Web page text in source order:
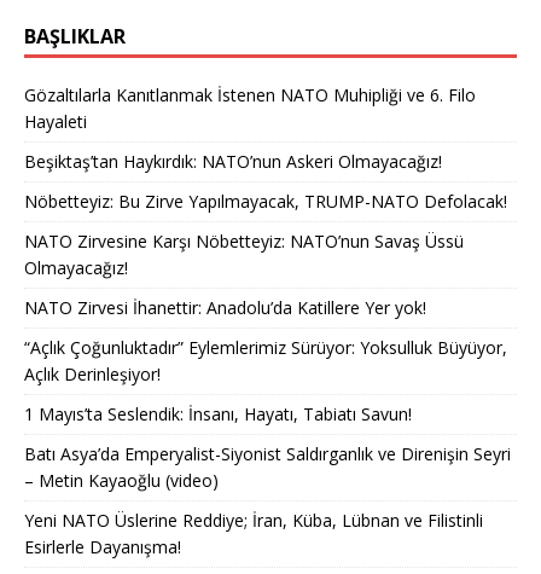
BAŞLIKLAR
Gözaltılarla Kanıtlanmak İstenen NATO Muhipliği ve 6. Filo
Hayaleti
Beşiktaş’tan Haykırdık: NATO’nun Askeri Olmayacağız!
Nöbetteyiz: Bu Zirve Yapılmayacak, TRUMP-NATO Defolacak!
NATO Zirvesine Karşı Nöbetteyiz: NATO’nun Savaş Üssü
Olmayacağız!
NATO Zirvesi İhanettir: Anadolu’da Katillere Yer yok!
“Açlık Çoğunluktadır” Eylemlerimiz Sürüyor: Yoksulluk Büyüyor,
Açlık Derinleşiyor!
1 Mayıs’ta Seslendik: İnsanı, Hayatı, Tabiatı Savun!
Batı Asya’da Emperyalist-Siyonist Saldırganlık ve Direnişin Seyri
– Metin Kayaoğlu (video)
Yeni NATO Üslerine Reddiye; İran, Küba, Lübnan ve Filistinli
Esirlerle Dayanışma!